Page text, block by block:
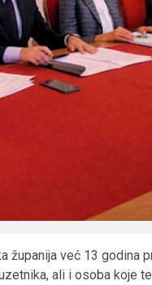
županija već 13 godina
ali i osoba koje